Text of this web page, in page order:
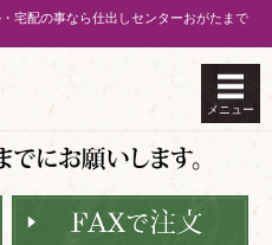
メニュー
宅配の事なら仕出しセンターおがたまで